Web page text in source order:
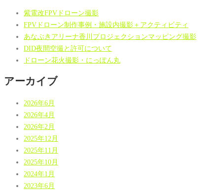
紫電改FPVドローン撮影
FPVドローン制作事例・施設内撮影＋アクティビティ
あなぶきアリーナ香川プロジェクションマッピング撮影
DID夜間空撮と許可について
ドローン花火撮影・にっぽん丸
アーカイブ
2026年6月
2026年4月
2026年2月
2025年12月
2025年11月
2025年10月
2024年1月
2023年6月